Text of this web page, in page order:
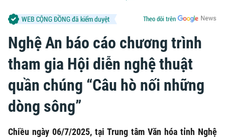
Nghệ An báo cáo chương trình
tham gia Hội diễn nghệ thuật
quần chúng “Câu hò nối những
dòng sông”
Chiều ngày 06/7/2025, tại Trung tâm Văn hóa tỉnh Nghệ
Theo dõi trên
WEB CỘNG ĐỒNG đã kiểm duyệt